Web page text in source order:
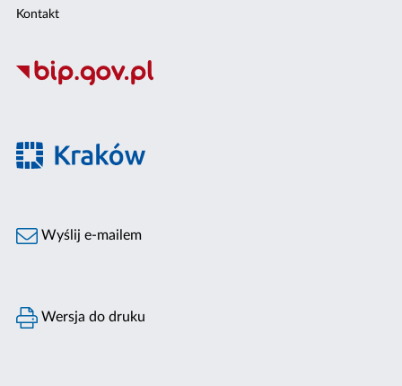
Kontakt
Wyślij e-mailem
Wersja do druku